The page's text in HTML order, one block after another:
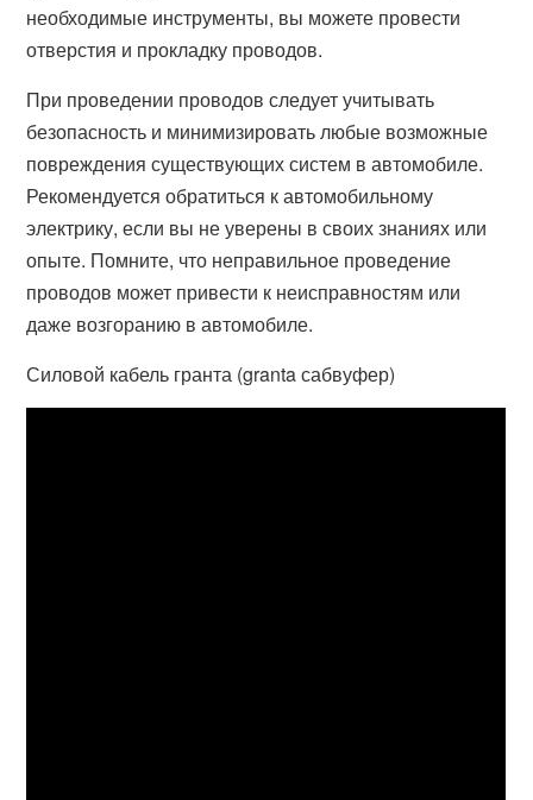
необходимые инструменты, вы можете провести
отверстия и прокладку проводов.
При проведении проводов следует учитывать
безопасность и минимизировать любые возможные
повреждения существующих систем в автомобиле.
Рекомендуется обратиться к автомобильному
электрику, если вы не уверены в своих знаниях или
опыте. Помните, что неправильное проведение
проводов может привести к неисправностям или
даже возгоранию в автомобиле.
Силовой кабель гранта (granta сабвуфер)